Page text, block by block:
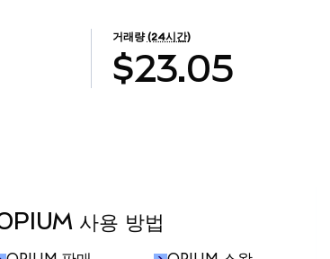
거래량 (24시간)
$23.05
사용 방법